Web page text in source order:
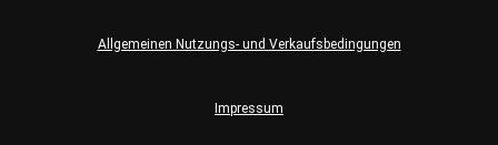
Impressum
Allgemeinen Nutzungs- und Verkaufsbedingungen